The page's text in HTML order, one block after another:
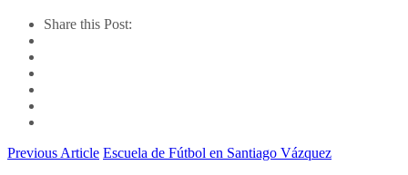
Share this Post:
Previous Article Escuela de Fútbol en Santiago Vázquez